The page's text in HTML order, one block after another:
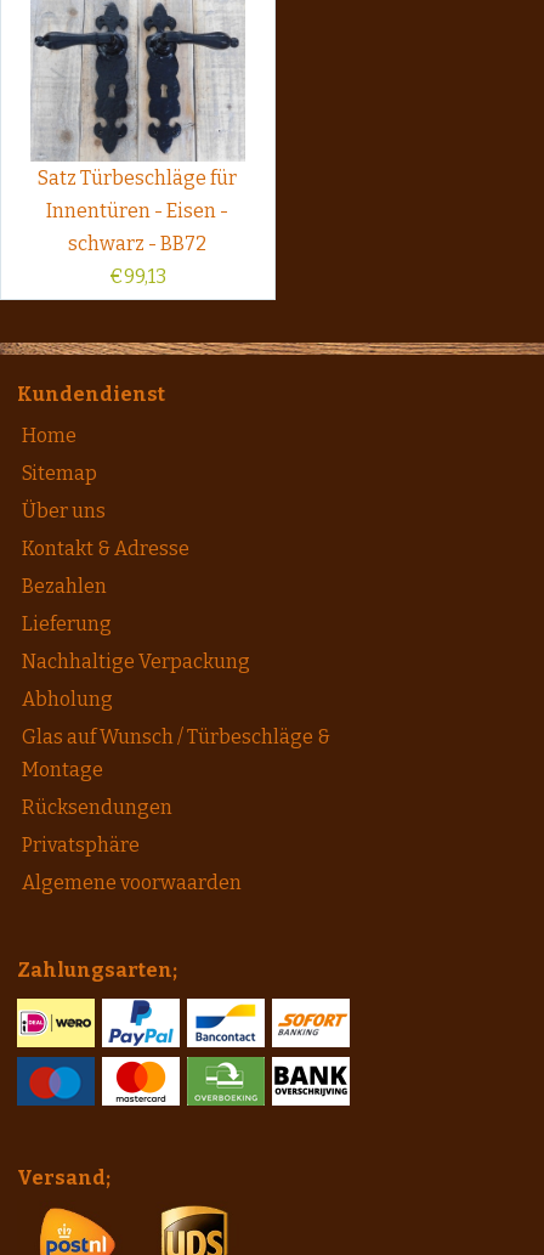
Satz Türbeschläge für
Innentüren - Eisen -
schwarz - BB72
€99,13
Kundendienst
Home
Sitemap
Über uns
Kontakt & Adresse
Bezahlen
Lieferung
Nachhaltige Verpackung
Abholung
Glas auf Wunsch / Türbeschläge &
Montage
Rücksendungen
Privatsphäre
Algemene voorwaarden
Zahlungsarten;
Versand;